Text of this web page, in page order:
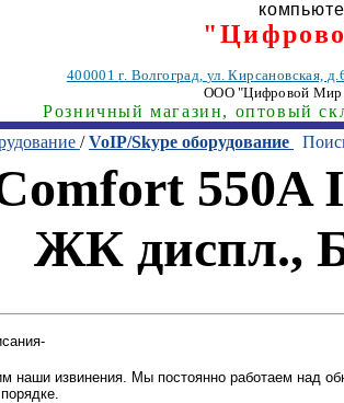
400001г. Волгоград, ул. Кирсановская,
ООО "Цифровой
Розничный магазин, оптовый
/VoIP/Skype оборудование
550A
ЖК диспл.,
наши извинения. Мы постоянно работаем над